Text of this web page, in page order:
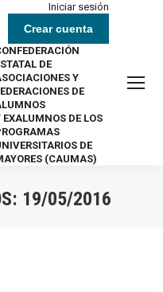
Iniciar sesión
Crear cuenta
DE
Y
DE
EXALUMNOS DE LOS
DE
(CAUMAS)
19/05/2016